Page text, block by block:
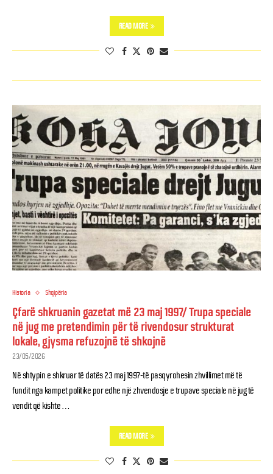
READ MORE
Historia Shqipëria
Çfarë shkruanin gazetat më 23 maj 1997/ Trupa speciale
në jug me pretendimin për të rivendosur strukturat
lokale, gjysma refuzojnë të shkojnë
23/05/2026
Në shtypin e shkruar të datës 23 maj 1997-të pasqyrohesin zhvillimet më të
fundit nga kampet politike por edhe një zhvendosje e trupave speciale në jug të
vendit që kishte …
READ MORE